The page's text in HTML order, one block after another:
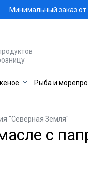
Минимальный заказ
Рыба и
"Северная Земля"
с